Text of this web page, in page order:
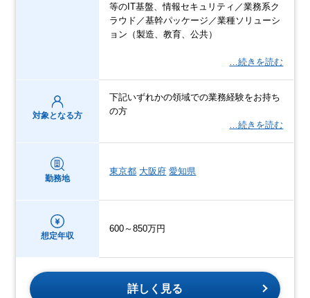
等のIT基盤、情報セキュリティ／業務系ク
ラウド／基幹パッケージ／業種ソリューシ
ョン（製造、教育、公共）
…続きを読む
対象となる方
下記いずれかの領域での業務経験をお持ち
の方
…続きを読む
勤務地
東京都 大阪府 愛知県
想定年収
600～850万円
詳しく見る